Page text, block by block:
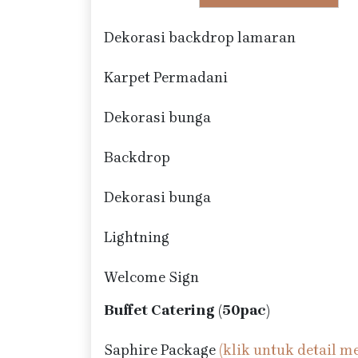
Dekorasi backdrop lamaran
Karpet Permadani
Dekorasi bunga
Backdrop
Dekorasi bunga
Lightning
Welcome Sign
Buffet Catering (50pac)
Saphire Package (klik untuk detail